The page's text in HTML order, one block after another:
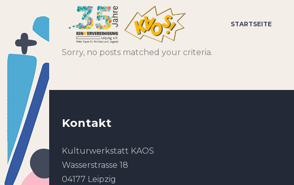
STARTSEITE
Sorry, no posts matched your criteria.
Kontakt
Kulturwerkstatt KAOS
Wasserstrasse 18
04177 Leipzig